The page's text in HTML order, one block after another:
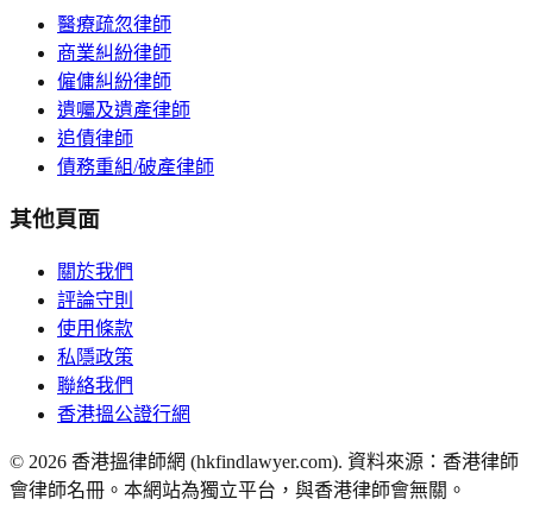
醫療疏忽律師
商業糾紛律師
僱傭糾紛律師
遺囑及遺產律師
追債律師
債務重組/破產律師
其他頁面
關於我們
評論守則
使用條款
私隱政策
聯絡我們
香港搵公證行網
© 2026 香港搵律師網 (hkfindlawyer.com). 資料來源：香港律師
會律師名冊。本網站為獨立平台，與香港律師會無關。